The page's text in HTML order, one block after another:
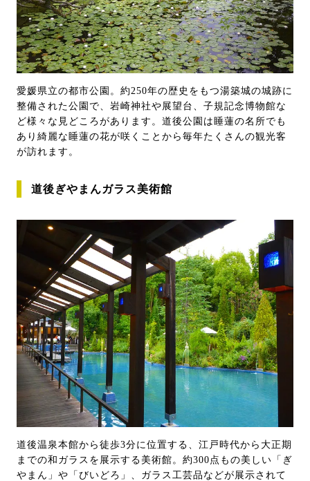
愛媛県立の都市公園。約250年の歴史をもつ湯築城の城跡に
整備された公園で、岩崎神社や展望台、子規記念博物館な
ど様々な見どころがあります。道後公園は睡蓮の名所でも
あり綺麗な睡蓮の花が咲くことから毎年たくさんの観光客
が訪れます。
道後ぎやまんガラス美術館
道後温泉本館から徒歩3分に位置する、江戸時代から大正期
までの和ガラスを展示する美術館。約300点もの美しい「ぎ
やまん」や「びいどろ」、ガラス工芸品などが展示されて